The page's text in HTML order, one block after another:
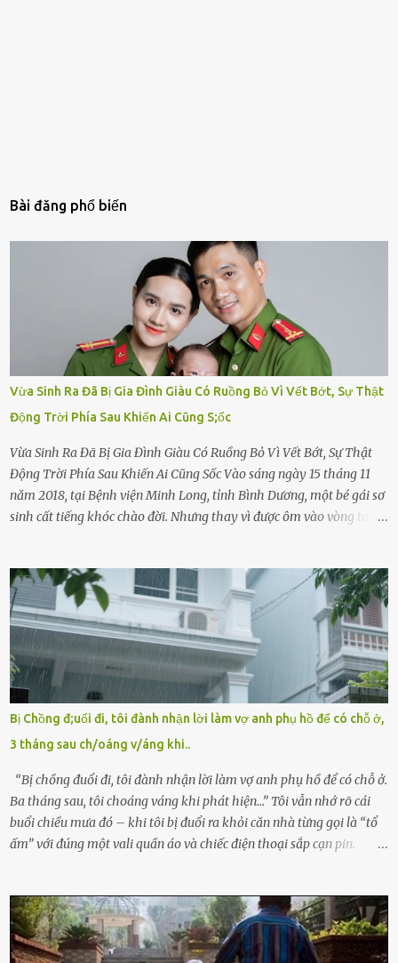
Bài đăng phổ biến
Vừa Sinh Ra Đã Bị Gia Đình Giàu Có Ruồng Bỏ Vì Vết Bớt, Sự Thật
Động Trời Phía Sau Khiến Ai Cũng S;ốc
Vừa Sinh Ra Đã Bị Gia Đình Giàu Có Ruồng Bỏ Vì Vết Bớt, Sự Thật
Động Trời Phía Sau Khiến Ai Cũng Sốc Vào sáng ngày 15 tháng 11
năm 2018, tại Bệnh viện Minh Long, tỉnh Bình Dương, một bé gái sơ
sinh cất tiếng khóc chào đời. Nhưng thay vì được ôm vào vòng tay
hảo, địa vị cao sang của ông Trần Quốc Tùng xem như điềm gở. Ông
Tùng, một doanh nhân quyền lực có tiếng ở Bình Dương, cùng vợ là
bà Đỗ Thị Nga, lập tức ra quyết định nhẫn tâm: bỏ lại đứa trẻ. Họ
viện cớ “không đủ khả năng nuôi dưỡng” và ký vào giấy từ chối
quyền giám hộ, yêu cầu bệnh viện xử lý bé như một trường hợp bị
bỏ rơi. Trong khi ấy, con gái ruột của họ – Trần Lệ Mi – vẫn đang
mê man sau sinh, hoàn toàn không hay biết chuyện gì xảy ra.
Thiếu úy Nguyễn Thị Mai, một nữ cảnh sát công tác tại địa phương,
tình cờ chứng kiến giây phút bé bị đưa đi trong lặng lẽ. Nét mặt đỏ
hỏn, bàn tay bé xíu co quắp, ...
Bị Chồng đ;uổi đi, tôi đành nhận lời làm vợ anh phụ hồ để có chỗ ở,
3 tháng sau ch/oáng v/áng khi..
“Bị chồng đuổi đi, tôi đành nhận lời làm vợ anh phụ hồ để có chỗ ở.
Ba tháng sau, tôi choáng váng khi phát hiện…” Tôi vẫn nhớ rõ cái
buổi chiều mưa đó – khi tôi bị đuổi ra khỏi căn nhà từng gọi là “tổ
ấm” với đúng một vali quần áo và chiếc điện thoại sắp cạn pin.
cưới cô để có con. Không phải để nuôi một cái thân bất tài chỉ biết
khóc lóc,” anh ta gằn giọng, đẩy mạnh cánh cửa trước mặt tôi.
Tiếng cánh cửa đóng lại, vang lên như một bản án lạnh lùng. Tôi